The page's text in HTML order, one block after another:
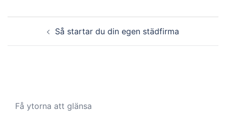
navigationSå startar du din egen städfirma
Få ytorna att glänsa